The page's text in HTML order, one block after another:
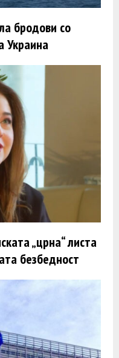
бродови со
Украина
„црна“ листа
безбедност